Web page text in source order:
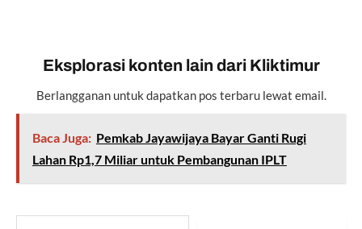
Eksplorasi konten lain dari Kliktimur
Berlangganan untuk dapatkan pos terbaru lewat email.
Baca Juga: Pemkab Jayawijaya Bayar Ganti Rugi
Lahan Rp1,7 Miliar untuk Pembangunan IPLT
Ketikkan email Anda...